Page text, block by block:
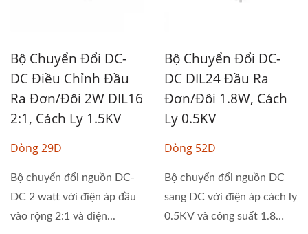
Bộ Chuyển Đổi DC-
DC Điều Chỉnh Đầu
Ra Đơn/đôi 2W DIL16
2:1, Cách Ly 1.5KV
Dòng 29D
Bộ chuyển đổi nguồn DC-
DC 2 watt với điện áp đầu
vào rộng 2:1 và điện...
Bộ Chuyển Đổi DC-
DC DIL24 Đầu Ra
Đơn/đôi 1.8W, Cách
Ly 0.5KV
Dòng 52D
Bộ chuyển đổi nguồn DC
sang DC với điện áp cách ly
0.5KV và công suất 1.8